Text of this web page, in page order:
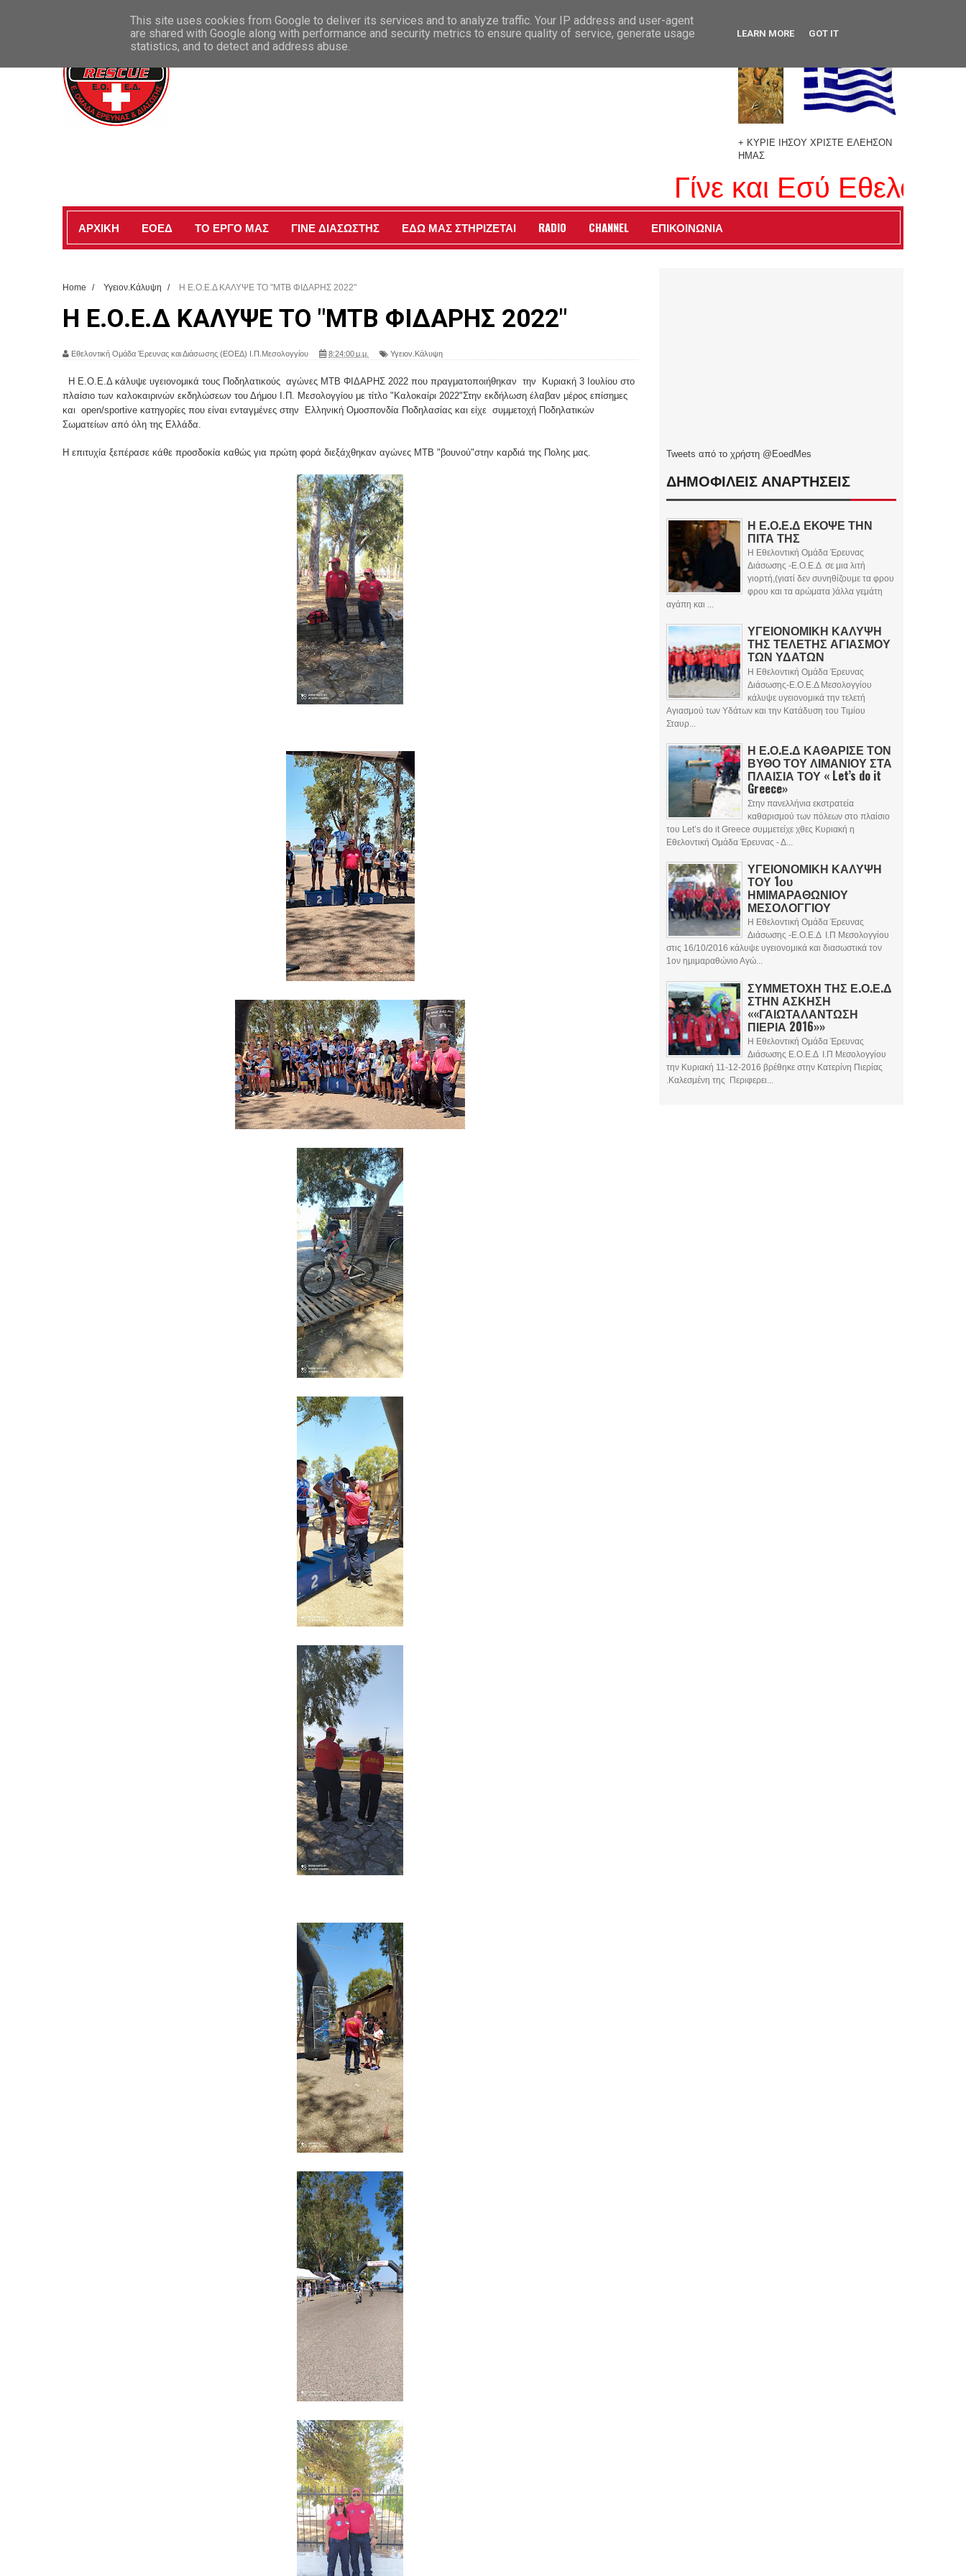
ΚΑΛΩΣ ΗΡΘΑΤΕ ΣΤΗΝ ΕΠΙΣΗΜΗ ΣΕΛΙΔΑ ΜΑΣ
+ ΚΥΡΙΕ ΙΗΣΟΥ ΧΡΙΣΤΕ ΕΛΕΗΣΟΝ
ΗΜΑΣ
Γίνε και Εσύ
ΑΡΧΙΚΗ ΕΟΕΔ ΤΟ ΕΡΓΟ ΜΑΣ ΓΙΝΕ ΔΙΑΣΩΣΤΗΣ ΕΔΩ ΜΑΣ ΣΤΗΡΙΖΕΤΑΙ RADIO CHANNEL ΕΠΙΚΟΙΝΩΝΙΑ
Home / Υγειον.Κάλυψη / Η Ε.Ο.Ε.Δ ΚΑΛΥΨΕ ΤΟ "ΜΤΒ ΦΙΔΑΡΗΣ 2022"
Η Ε.Ο.Ε.Δ ΚΑΛΥΨΕ ΤΟ "ΜΤΒ ΦΙΔΑΡΗΣ 2022"
Εθελοντική Ομάδα Έρευνας και Διάσωσης (ΕΟΕΔ) Ι.Π.Μεσολογγίου 8:24:00 μ.μ. Υγειον.Κάλυψη
Η Ε.Ο.Ε.Δ κάλυψε υγειονομικά τους Ποδηλατικούς αγώνες ΜΤΒ ΦΙΔΑΡΗΣ 2022 που πραγματοποιήθηκαν την Κυριακή 3 Ιουλίου στο
πλαίσιο των καλοκαιρινών εκδηλώσεων του Δήμου Ι.Π. Μεσολογγίου με τίτλο "Καλοκαίρι 2022"Στην εκδήλωση έλαβαν μέρος επίσημες
και open/sportive κατηγορίες που είναι ενταγμένες στην Ελληνική Ομοσπονδία Ποδηλασίας και είχε συμμετοχή Ποδηλατικών
Σωματείων από όλη της Ελλάδα.
Η επιτυχία ξεπέρασε κάθε προσδοκία καθώς για πρώτη φορά διεξάχθηκαν αγώνες ΜΤΒ "βουνού"στην καρδιά της Πολης μας. Tweets από το χρήστη @EoedMes
ΔΗΜΟΦΙΛΕΙΣ ΑΝΑΡΤΗΣΕΙΣ
Η Ε.Ο.Ε.Δ ΕΚΟΨΕ ΤΗΝ
ΠΙΤΑ ΤΗΣ
Η Εθελοντική Ομάδα Έρευνας
Διάσωσης -Ε.Ο.Ε.Δ σε μια λιτή
γιορτή,(γιατί δεν συνηθίζουμε τα φρου
φρου και τα αρώματα )άλλα γεμάτη
αγάπη και ...
ΥΓΕΙΟΝΟΜΙΚΗ ΚΑΛΥΨΗ
ΤΗΣ ΤΕΛΕΤΗΣ ΑΓΙΑΣΜΟΥ
ΤΩΝ ΥΔΑΤΩΝ
Η Εθελοντική Ομάδα Έρευνας
Διάσωσης-Ε.Ο.Ε.Δ Μεσολογγίου
κάλυψε υγειονομικά την τελετή
Αγιασμού των Υδάτων και την Κατάδυση του Τιμίου
Σταυρ...
Η Ε.Ο.Ε.Δ ΚΑΘΑΡΙΣΕ ΤΟΝ
ΒΥΘΟ ΤΟΥ ΛΙΜΑΝΙΟΥ ΣΤΑ
ΠΛΑΙΣΙΑ ΤΟΥ « Let’s do it
Greece»
Στην πανελλήνια εκστρατεία
καθαρισμού των πόλεων στο πλαίσιο
του Let’s do it Greece συμμετείχε χθες Κυριακή η
Εθελοντική Ομάδα Έρευνας - Δ...
ΥΓΕΙΟΝΟΜΙΚΗ ΚΑΛΥΨΗ
ΤΟΥ 1ου
ΗΜΙΜΑΡΑΘΩΝΙΟΥ
ΜΕΣΟΛΟΓΓΙΟΥ
Η Εθελοντική Ομάδα Έρευνας
Διάσωσης -Ε.Ο.Ε.Δ Ι.Π Μεσολογγίου
στις 16/10/2016 κάλυψε υγειονομικά και διασωστικά τον
1ον ημιμαραθώνιο Αγώ...
ΣΥΜΜΕΤΟΧΗ ΤΗΣ Ε.Ο.Ε.Δ
ΣΤΗΝ ΑΣΚΗΣΗ
««ΓΑΙΩΤΑΛΑΝΤΩΣΗ
ΠΙΕΡΙΑ 2016»»
Η Εθελοντική Ομάδα Έρευνας
Διάσωσης Ε.Ο.Ε.Δ Ι.Π Μεσολογγίου
την Κυριακή 11-12-2016 βρέθηκε στην Κατερίνη Πιερίας
.Καλεσμένη της Περιφερει...
This site uses cookies from Google to deliver its services and to analyze traffic. Your IP address and user-agent
are shared with Google along with performance and security metrics to ensure quality of service, generate usage
statistics, and to detect and address abuse.
LEARN MORE GOT IT